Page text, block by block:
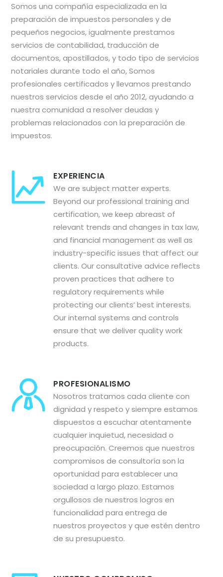
Somos una compañía especializada en la
preparación de impuestos personales y de
pequeños negocios, igualmente prestamos
servicios de contabilidad, traducción de
documentos, apostillados, y todo tipo de servicios
notariales durante todo el año, Somos
profesionales certificados y llevamos prestando
nuestros servicios desde el año 2012, ayudando a
nuestra comunidad a resolver deudas y
problemas relacionados con la preparación de
impuestos.
EXPERIENCIA
We are subject matter experts.
Beyond our professional training and
certification, we keep abreast of
relevant trends and changes in tax law,
and financial management as well as
industry-specific issues that affect our
clients. Our consultative advice reflects
proven practices that adhere to
regulatory requirements while
protecting our clients’ best interests.
Our internal systems and controls
ensure that we deliver quality work
products.
PROFESIONALISMO
Nosotros tratamos cada cliente con
dignidad y respeto y siempre estamos
dispuestos a escuchar atentamente
cualquier inquietud, necesidad o
preocupación. Creemos que nuestros
compromisos de consultoría son la
oportunidad para establecer una
sociedad a largo plazo. Estamos
orgullosos de nuestros logros en
funcionalidad para entrega de
nuestros proyectos y que estén dentro
de su presupuesto.